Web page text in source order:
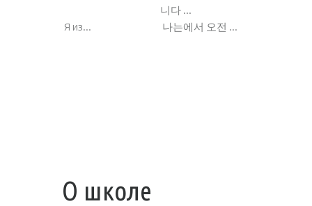
니다 ...
Я из...
나는에서 오전 ...
О школе